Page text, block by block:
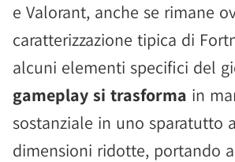
e Valorant, anche se rimane
caratterizzazione tipica di
alcuni elementi specifici del
gameplay si trasforma in
sostanziale in uno sparatutto
dimensioni ridotte, portando